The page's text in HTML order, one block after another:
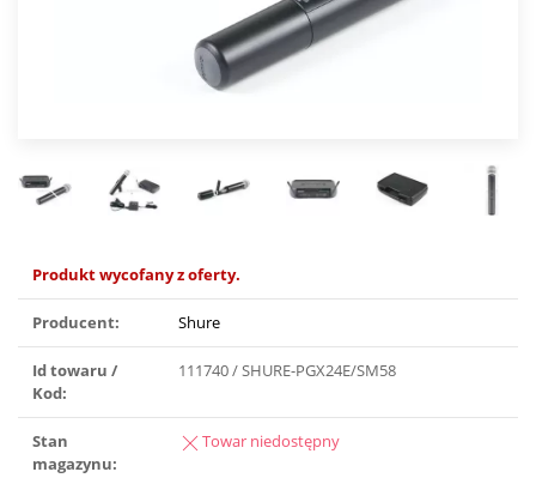
Produkt wycofany z oferty.
Producent: Shure
Id towaru /
Kod:
111740 / SHURE-PGX24E/SM58
Stan
magazynu:
Towar niedostępny